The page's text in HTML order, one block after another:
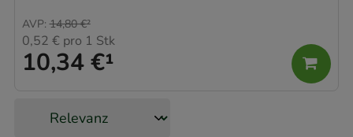
10,34 €¹
AVP: 14,80 €²
0,52 € pro 1 Stk